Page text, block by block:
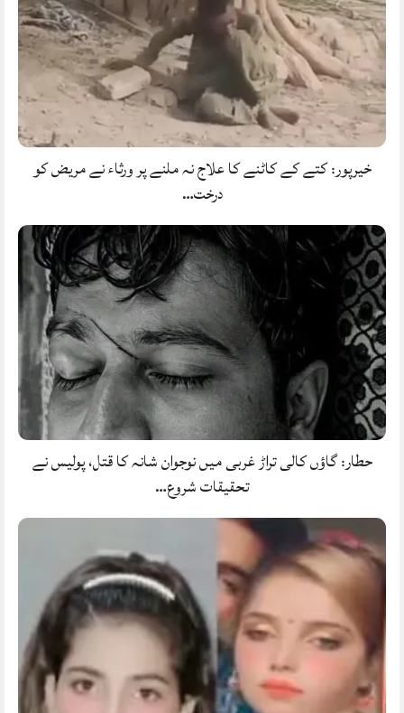
خیرپور: کتے کے کاٹنے کا علاج نہ ملنے پر ورثاء نے مریض کو
درخت…
حطار: گاؤں کالی تراڑ غربی میں نوجوان شانہ کا قتل، پولیس نے
تحقیقات شروع…